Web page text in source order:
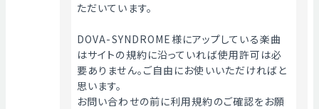
ただいています。
DOVA-SYNDROME様にアップしている楽曲
はサイトの規約に沿っていれば使用許可は必
要ありません。ご自由にお使いいただければと
思います。
お問い合わせの前に利用規約のご確認をお願